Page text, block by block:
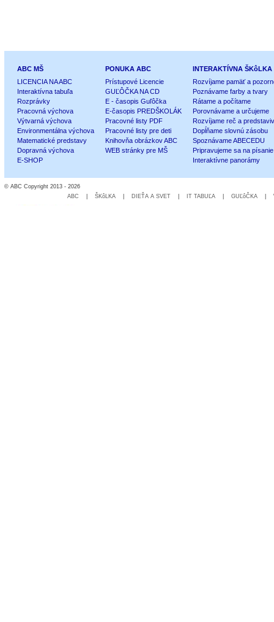
ABC MŠ
LICENCIA NA ABC
Interaktívna tabuľa
Rozprávky
Pracovná výchova
Výtvarná výchova
Environmentálna výchova
Matematické predstavy
Dopravná výchova
E-SHOP
PONUKA ABC
Prístupové Licencie
GUĽÔČKA NA CD
E - časopis Guľôčka
E-časopis PREDŠKOLÁK
Pracovné listy PDF
Pracovné listy pre deti
Knihovňa obrázkov ABC
WEB stránky pre MŠ
INTERAKTÍVNA ŠKôLKA
Rozvíjame pamäť a
Poznávame farby a tvary
Rátame a počítame
Porovnávame a určujeme
Rozvíjame reč a
Dopĺňame slovnú zásobu
Spoznávame ABECEDU
Pripravujeme sa na písanie
Interaktívne panorámy
© ABC Copyright 2013 - 2026
ABC
ŠKôLKA DIEŤA A SVET IT TABUĽA GUĽôČKA